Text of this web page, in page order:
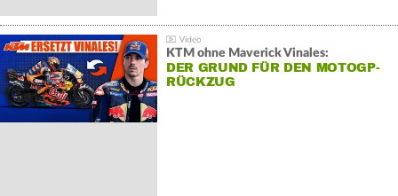
KTM ohne Maverick Vinales:
DER GRUND FÜR DEN MOTOGP-
RÜCKZUG